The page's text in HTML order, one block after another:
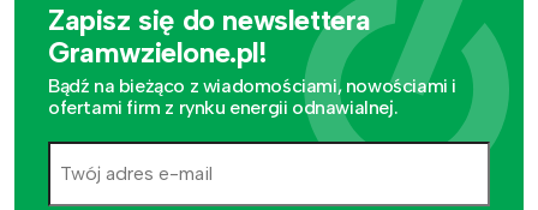
Zapisz się do newslettera
Gramwzielone.pl!
Bądź na bieżąco z wiadomościami, nowościami i
ofertami firm z rynku energii odnawialnej.